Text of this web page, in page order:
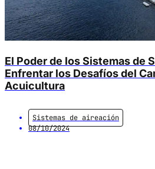
El Poder de los Sistemas de
Enfrentar los Desafíos del
Acuicultura
Sistemas de aireación
08/10/2024